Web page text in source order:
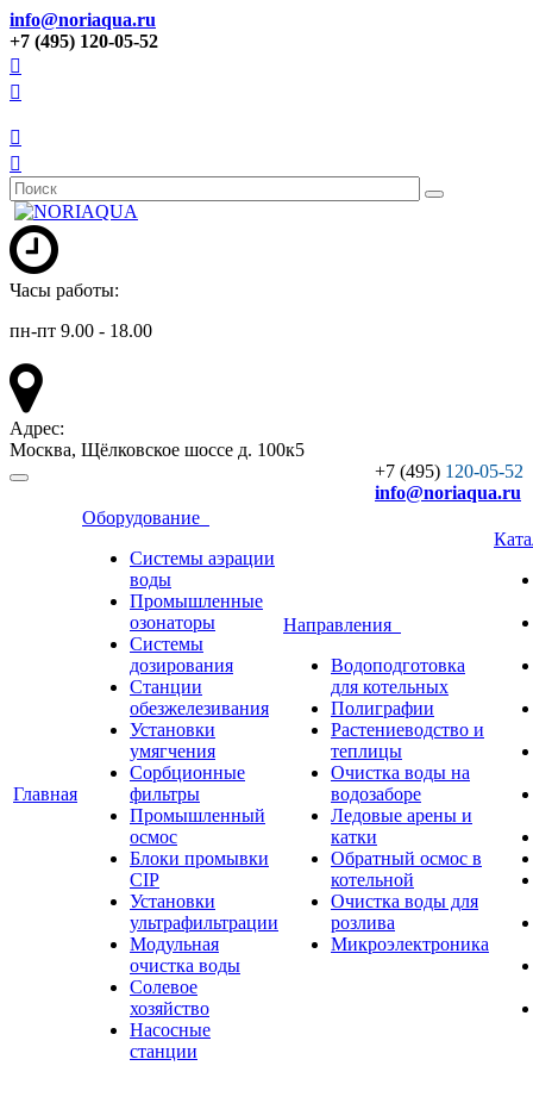
info@noriaqua.ru
+7 (495) 120-05-52
Часы работы:
пн-пт 9.00 - 18.00
Адрес:
Москва, Щёлковское шоссе д. 100к5
+7 (495) 120-05-52
info@noriaqua.ru
Главная
Оборудование
Системы аэрации
воды
Промышленные
озонаторы
Системы
дозирования
Станции
обезжелезивания
Установки
умягчения
Сорбционные
фильтры
Промышленный
осмос
Блоки промывки
CIP
Установки
ультрафильтрации
Модульная
очистка воды
Солевое
хозяйство
Насосные
станции
Направления
Водоподготовка
для котельных
Полиграфии
Растениеводство и
теплицы
Очистка воды на
водозаборе
Ледовые арены и
катки
Обратный осмос в
котельной
Очистка воды для
розлива
Микроэлектроника